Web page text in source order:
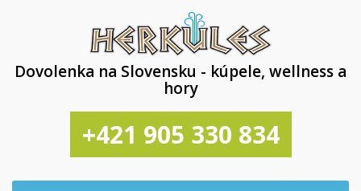
Dovolenka na Slovensku - kúpele, wellness a
hory
+421 905 330 834